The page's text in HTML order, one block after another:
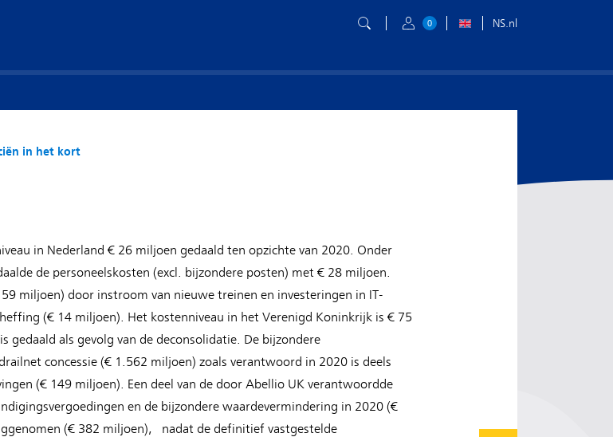
0 NS.nl
in het kort
in Nederland € 26 miljoen gedaald ten opzichte van 2020. Onder
de personeelskosten (excl. bijzondere posten) met € 28 miljoen.
miljoen) door instroom van nieuwe treinen en investeringen in IT-
(€ 14 miljoen). Het kostenniveau in het Verenigd Koninkrijk is € 75
gedaald als gevolg van de deconsolidatie. De bijzondere
concessie (€ 1.562 miljoen) zoals verantwoord in 2020 is deels
(€ 149 miljoen). Een deel van de door Abellio UK verantwoordde
en de bijzondere waardevermindering in 2020 (€
(€ 382 miljoen), nadat de definitief vastgestelde